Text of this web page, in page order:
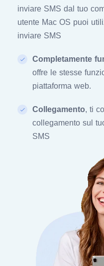
inviare SMS dal tuo
utente Mac OS puoi
inviare SMS
Completamente
offre le stesse
piattaforma web.
Collegamento, ti
collegamento sul
SMS